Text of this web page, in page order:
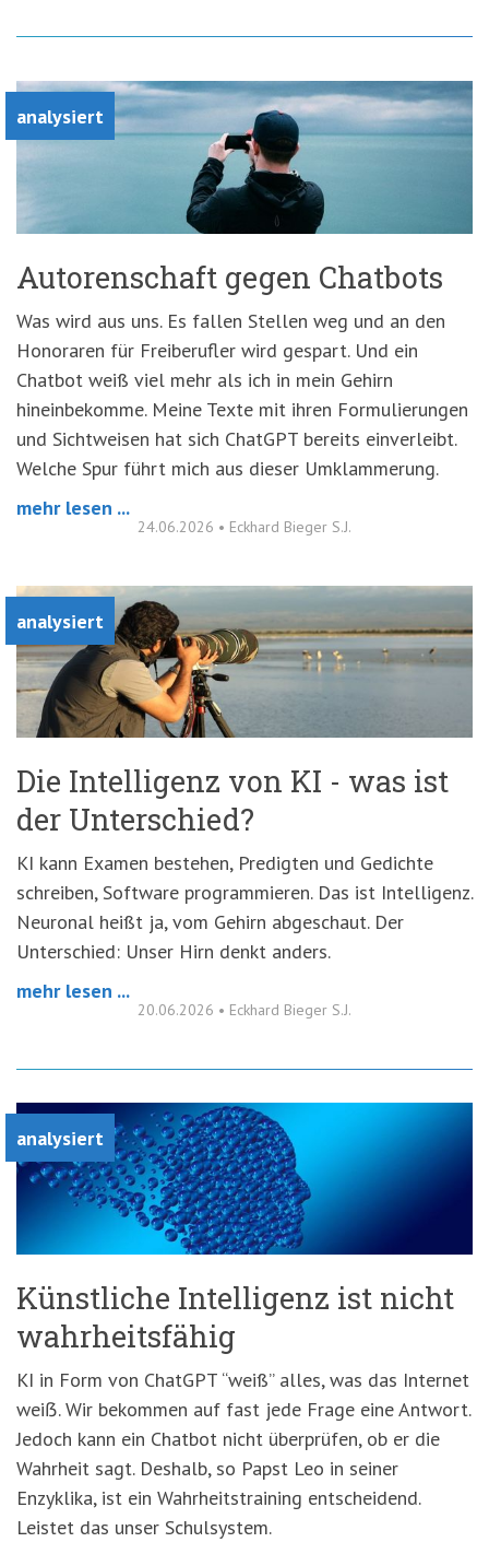
analysiert
Autorenschaft gegen Chatbots
Was wird aus uns. Es fallen Stellen weg und an den
Honoraren für Freiberufler wird gespart. Und ein
Chatbot weiß viel mehr als ich in mein Gehirn
hineinbekomme. Meine Texte mit ihren Formulierungen
und Sichtweisen hat sich ChatGPT bereits einverleibt.
Welche Spur führt mich aus dieser Umklammerung.
mehr lesen ...
24.06.2026 • Eckhard Bieger S.J.
analysiert
Die Intelligenz von KI - was ist
der Unterschied?
KI kann Examen bestehen, Predigten und Gedichte
schreiben, Software programmieren. Das ist Intelligenz.
Neuronal heißt ja, vom Gehirn abgeschaut. Der
Unterschied: Unser Hirn denkt anders.
mehr lesen ...
20.06.2026 • Eckhard Bieger S.J.
analysiert
Künstliche Intelligenz ist nicht
wahrheitsfähig
KI in Form von ChatGPT “weiß” alles, was das Internet
weiẞ. Wir bekommen auf fast jede Frage eine Antwort.
Jedoch kann ein Chatbot nicht überprüfen, ob er die
Wahrheit sagt. Deshalb, so Papst Leo in seiner
Enzyklika, ist ein Wahrheitstraining entscheidend.
Leistet das unser Schulsystem.